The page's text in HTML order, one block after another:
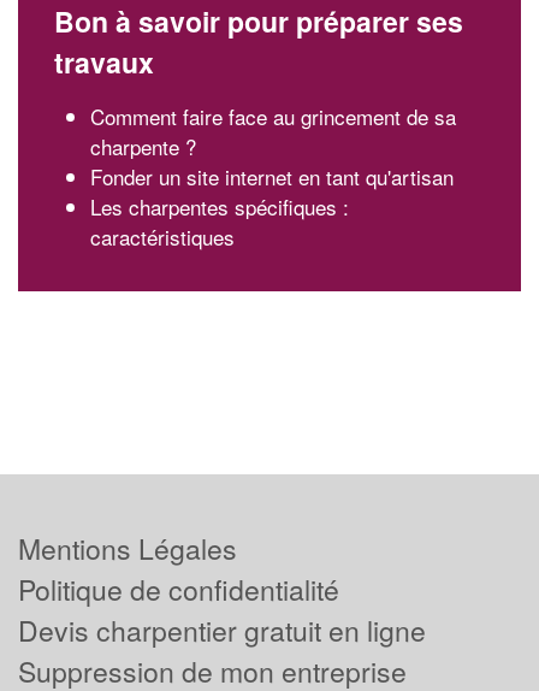
Bon à savoir pour préparer ses
travaux
Comment faire face au grincement de sa
charpente ?
Fonder un site internet en tant qu'artisan
Les charpentes spécifiques :
caractéristiques
Mentions Légales
Politique de confidentialité
Devis charpentier gratuit en ligne
Suppression de mon entreprise